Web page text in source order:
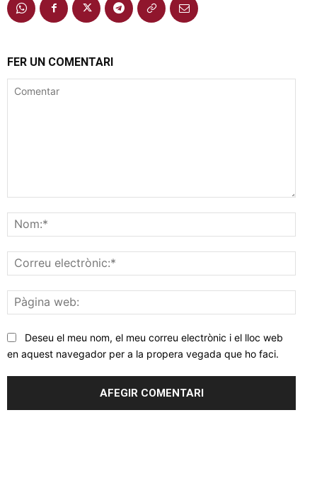
FER UN COMENTARI
web:
Deseu el meu nom, el meu correu electrònic i el lloc web
en aquest navegador per a la propera vegada que ho faci.